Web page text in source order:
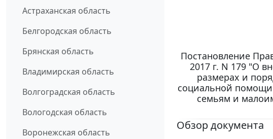
Астраханская область
Белгородская область
Брянская область
Владимирская область
Волгоградская область
Вологодская область
Воронежская область
Постановление
2017 г. N 179 "О
размерах и
социальной
семьям и
Обзор документа